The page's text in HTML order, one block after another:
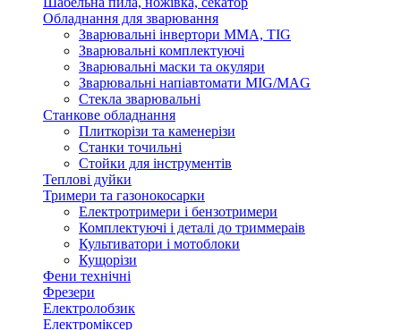
Обладнання для зварювання
Зварювальні інвертори ММА, TIG
Зварювальні комплектуючі
Зварювальні маски та окуляри
Зварювальні напіавтомати MIG/MAG
Стекла зварювальні
Станкове обладнання
Плиткорізи та каменерізи
Станки точильні
Стойки для інструментів
Теплові дуйки
Тримери та газонокосарки
Електротримери і бензотримери
Комплектуючі і деталі до триммераів
Культиватори і мотоблоки
Кущорізи
Фени технічні
Фрезери
Електролобзик
Електроміксер